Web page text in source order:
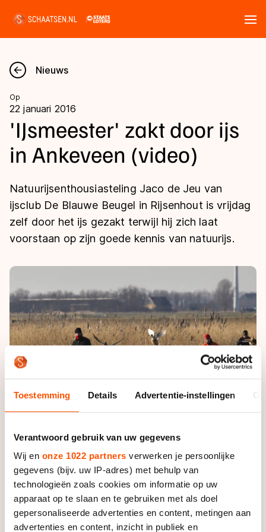
Toestemming Details Advertentie-instellingen
Verantwoord gebruik van uw gegevens
Wij en onze 1022 partners verwerken je persoonlijke
gegevens (bijv. uw IP-adres) met behulp van
technologieën zoals cookies om informatie op uw
apparaat op te slaan en te gebruiken met als doel
gepersonaliseerde advertenties en content, metingen aan
advertenties en content, inzicht in publiek en
Nieuws
Kalender
Disciplines
Langebaan
Shorttrack
Inlineskaten
Kunstschaatsen
Schoonrijden
Natuurijs
Uitslagen
Langebaan
Shorttrack
Kunstschaatsen
Tijden & historie
Historie & statistiek
De weg op
Inschrijven wedstrijden
Algemene Nederlandse Schaatstijd
Deze zomer de weg op
Waar kan ik schaatsen en skaten?
Schaatsfans
Alles voor jou als schaatsfan
Evenementen
Tickets
Livestreams
Winacties
Olympische Spelen
Medaille overzicht
Medaillespiegel
Olympische uitslagen
Van Jong tot Goud verhalen
Nieuws
Op
22 januari 2016
'IJsmeester' zakt door ijs
in Ankeveen (video)
Natuurijsenthousiasteling Jaco de Jeu van
ijsclub De Blauwe Beugel in Rijsenhout is vrijdag
zelf door het ijs gezakt terwijl hij zich laat
voorstaan op zijn goede kennis van natuurijs.